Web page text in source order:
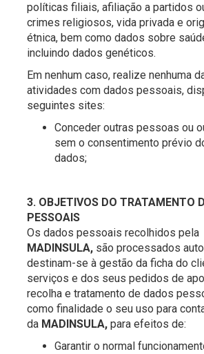
políticas filiais, afiliação a partidos
crimes religiosos, vida privada e
étnica, bem como dados sobre
incluindo dados genéticos.
Em nenhum caso, realize nenhuma
atividades com dados pessoais,
seguintes sites:
Conceder outras pessoas ou
sem o consentimento prévio
dados;
3. OBJETIVOS DO TRATAMENTO
PESSOAIS
Os dados pessoais recolhidos pela
MADINSULA, são processados
destinam-se à gestão da ficha do
serviços e dos seus pedidos de
recolha e tratamento de dados
como finalidade o seu uso para
da MADINSULA,para efeitos de:
Garantir o normal